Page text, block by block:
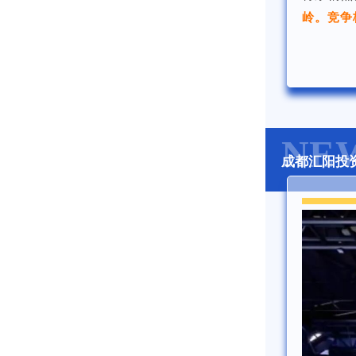
岭。竞争
成都汇阳投